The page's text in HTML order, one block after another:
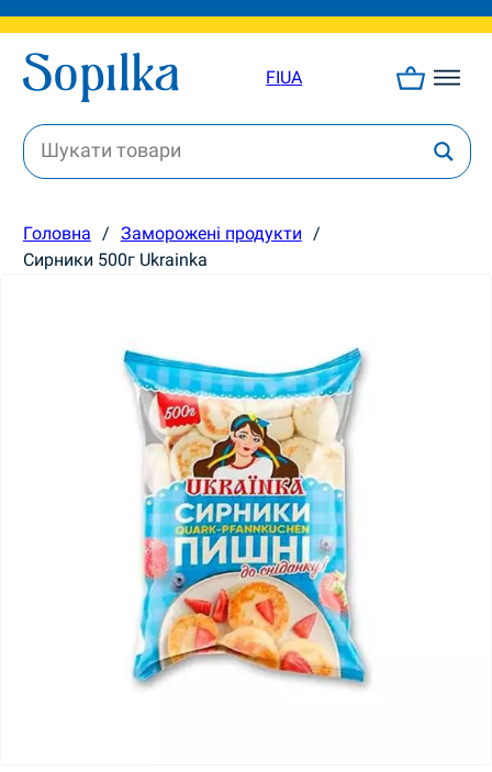
FIUA
Головна / Заморожені продукти /
Сирники 500г Ukrainka